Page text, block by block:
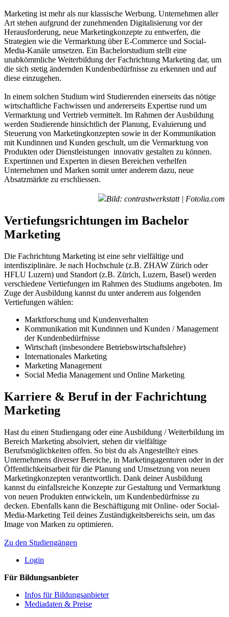
Marketing ist mehr als nur klassische Werbung. Unternehmen aller
Art stehen aufgrund der zunehmenden Digitalisierung vor der
Herausforderung, neue Marketingkonzepte zu entwerfen, die
Strategien wie die Vermarktung über E-Commerce und Social-
Media-Kanäle umsetzen. Ein Bachelorstudium stellt eine
unabkömmliche Weiterbildung der Fachrichtung Marketing dar, um
die sich stetig ändernden Kundenbedürfnisse zu erkennen und auf
diese einzugehen.
In einem solchen Studium wird Studierenden einerseits das nötige
wirtschaftliche Fachwissen und andererseits Expertise rund um
Vermarktung und Vertrieb vermittelt. Im Rahmen der Ausbildung
werden Studierende hinsichtlich der Planung, Evaluierung und
Steuerung von Marketingkonzepten sowie in der Kommunikation
mit Kundinnen und Kunden geschult, um die Vermarktung von
Produkten oder Dienstleistungen innovativ gestalten zu können.
Expertinnen und Experten in diesen Bereichen verhelfen
Unternehmen und Marken somit unter anderem dazu, neue
Absatzmärkte zu erschliessen.
Bild: contrastwerkstatt | Fotolia.com
Vertiefungsrichtungen im Bachelor
Marketing
Die Fachrichtung Marketing ist eine sehr vielfältige und
interdisziplinäre. Je nach Hochschule (z.B. ZHAW Zürich oder
HFLU Luzern) und Standort (z.B. Zürich, Luzern, Basel) werden
verschiedene Vertiefungen im Rahmen des Studiums angeboten. Im
Zuge der Ausbildung kannst du unter anderem aus folgenden
Vertiefungen wählen:
Marktforschung und Kundenverhalten
Kommunikation mit Kundinnen und Kunden / Management
der Kundenbedürfnisse
Wirtschaft (insbesondere Betriebswirtschaftslehre)
Internationales Marketing
Marketing Management
Social Media Management und Online Marketing
Karriere & Beruf in der Fachrichtung
Marketing
Hast du einen Studiengang oder eine Ausbildung / Weiterbildung im
Bereich Marketing absolviert, stehen dir vielfältige
Berufsmöglichkeiten offen. So bist du als Angestellte/r eines
Unternehmens diverser Bereiche, in Marketingagenturen oder in der
Öffentlichkeitsarbeit für die Planung und Umsetzung von neuen
Marketingkonzepten verantwortlich. Dank deiner Ausbildung
kannst du einfallsreiche Konzepte zur Gestaltung und Vermarktung
von neuen Produkten entwickeln, um Kundenbedürfnisse zu
decken. Ebenfalls kann die Beschäftigung mit Online- oder Social-
Media-Marketing Teil deines Zuständigkeitsbereichs sein, um das
Image von Marken zu optimieren.
Zu den Studiengängen
Login
Für Bildungsanbieter
Infos für Bildungsanbieter
Mediadaten & Preise